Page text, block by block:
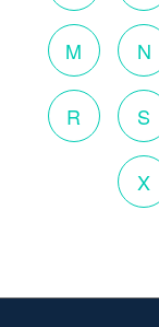
M N
R S
X